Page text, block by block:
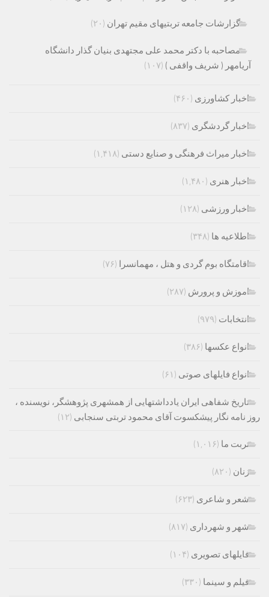
گزارشات جامعه تربتیهای مقیم تهران (۲۰)
مصاحبه با دکتر محمد علی مجتهدی بنیان گذار دانشگاه
آریامهر ( شریف واقفی ) (۱۰۷)
اخبار کشاورزی (۴۶۰)
اخبار گردشگری (۸۳۷)
اخبار میراث فرهنگی و صنایع دستی (۱,۴۱۸)
اخبار هنری (۱,۴۸۰)
اخبار ورزشی (۱۲۸)
اطلاعیه ها (۳۴۸)
اقامتگاه بوم گردی و هتل ، مهمانسرا (۷۶)
اموزش و پرورش (۲۸۷)
انتخابات (۹۷۹)
انواع عکسها (۳۸۶)
انواع فایلهای صوتی (۶۱)
تاریخ شفاهی ایران یادداشتهایی از همشهری پژوهشگر، نویسنده ،
روز نامه نگار پیشکسوت آقای محمود تربتی سنجابی (۱۲)
تربت ما (۱,۰۱۶)
زنان (۸۲۰)
شعر و شاعری (۶۲۳)
شهر و شهرداری (۸۱۷)
فایلهای تصویری (۱۰۴)
فیلم و سینما (۳۳۰)